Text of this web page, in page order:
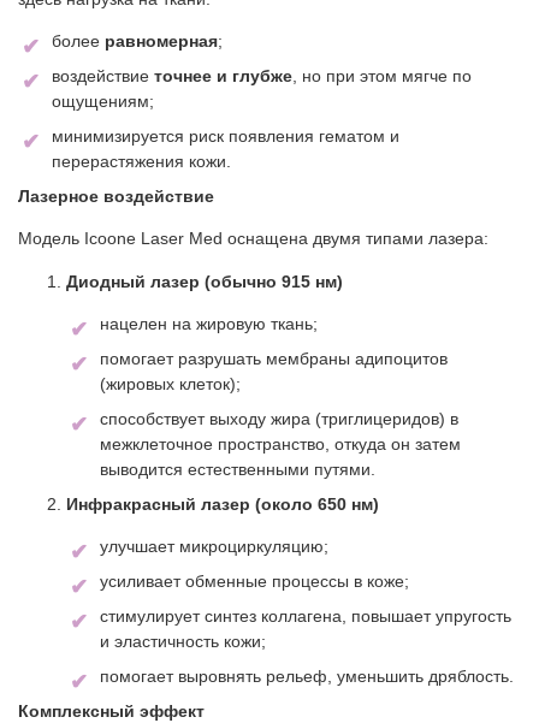
более равномерная;
воздействие точнее и глубже , но при этом мягче по
ощущениям;
минимизируется риск появления гематом и
перерастяжения кожи.
Лазерное воздействие
Модель Icoone Laser Med оснащена двумя типами лазера:
Диодный лазер (обычно 915 нм)
нацелен на жировую ткань;
помогает разрушать мембраны адипоцитов
(жировых клеток);
способствует выходу жира (триглицеридов) в
межклеточное пространство, откуда он затем
выводится естественными путями.
Инфракрасный лазер (около 650 нм)
улучшает микроциркуляцию;
усиливает обменные процессы в коже;
стимулирует синтез коллагена, повышает упругость
и эластичность кожи;
помогает выровнять рельеф, уменьшить дряблость.
Комплексный эффект